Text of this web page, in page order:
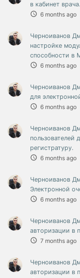
в кабинет врача.
6 months ago
Черноиванов
настройке
способности в
6 months ago
Черноиванов
для
6 months ago
Черноиванов
пользователей
регистратуру.
6 months ago
Черноиванов
Электронной
6 months ago
Черноиванов
авторизации в
7 months ago
Черноиванов
авторизации в